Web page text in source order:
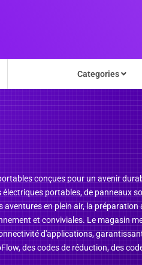
Categories
conçues pour un avenir
portables, de panneaux
en plein air, la
et conviviales. Le magasin
d'applications,
des codes de réduction, des